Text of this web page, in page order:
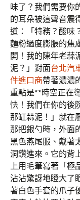
味了？我們需要你
的耳朵被這聲音震
道：「特務？酸味
麵粉過度膨脹的焦
開！我的陳年老蒜
泥？」對面台北汽
件進口商帶著濃濃
重點是**時空正在
快！我們在你的後
那缸蒜泥！」就在
那把銀勺時，外面
黑色燕尾服、戴著
洞鑽進來。它的背
上用毛筆寫著「極
沾沾驚訝地瞪大了
著白色手套的爪子